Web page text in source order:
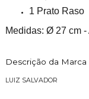
1 Prato Raso
Medidas: Ø 27 cm -
Descrição da Marca
LUIZ SALVADOR